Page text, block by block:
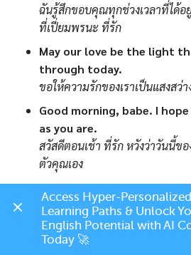
ฉันรู้สึกขอบคุณทุกช่วงเวลาที่ได้
ที่เปี่ยมพรนะ ที่รัก
May our love be the light
through today.
ขอให้ความรักของเราเป็นแสงส
Good morning, babe. I
as you are.
สวัสดีตอนเช้า ที่รัก หวังว่าวันนี้ข
ตัวคุณเอง
Start your day with a
deeply loved.
เริ่มต้นวันด้วยรอยยิ้ม พร้อมกับรู้
Sending you my warmest
Access Hyper-Personalized
Learning Paths & Unlock
English Potential with AI
Today 🚀